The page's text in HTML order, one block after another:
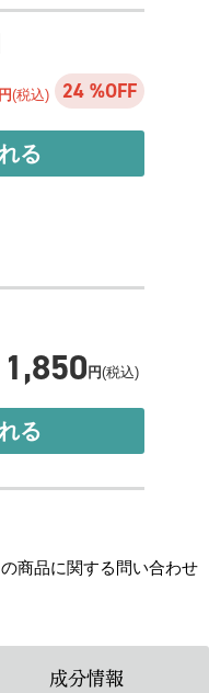
円(税込) 24 %OFF
る
1,850 円(税込)
る
の商品に関する問い合わせ
成分情報